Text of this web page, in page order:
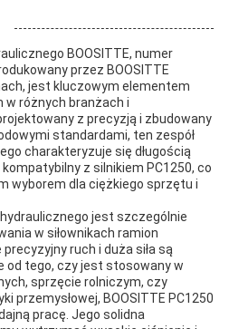
BOOSITTE, numer
przez BOOSITTE
jest kluczowym elementem
różnych branżach i
z precyzją i zbudowany
standardami, ten zespół
charakteryzuje się długością
z silnikiem PC1250, co
wyborem dla ciężkiego sprzętu i
hydraulicznego jest szczególnie
w siłownikach ramion
ruch i duża siła są
od tego, czy jest stosowany w
sprzęcie rolniczym, czy
przemysłowej, BOOSITTE PC1250
pracę. Jego solidna